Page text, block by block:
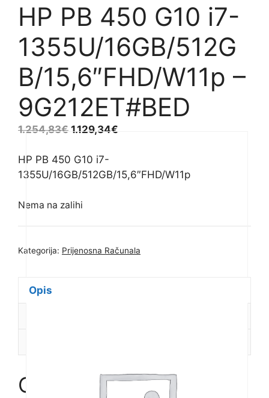
HP PB 450 G10 i7-
1355U/16GB/512G
B/15,6″FHD/W11p –
9G212ET#BED
1.254,83€ 1.129,34€
HP PB 450 G10 i7-
1355U/16GB/512GB/15,6″FHD/W11p
Nema na zalihi
Kategorija: Prijenosna Računala
Opis
Opis